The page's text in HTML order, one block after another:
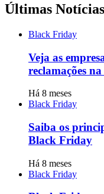
Últimas Notícias
Black Friday
Veja as
reclamações
Há 8 meses
Black Friday
Saiba os
Black Friday
Há 8 meses
Black Friday